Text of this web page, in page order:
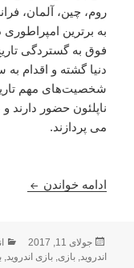
روم، چین، آلمان،
به برترین
فوق به گستردگی
دنیا گشته و اقدام
شخصیت‌های مهم
ناپلئون حضور دارند
می پردازند.
ادامه خواندن دانلود DomiNations 5.570.570 – بازی استراتژی سلطنت + آسیا
ارسال
شده
جولای 11, 2017
اندروید,بازی,بازی اندروید,